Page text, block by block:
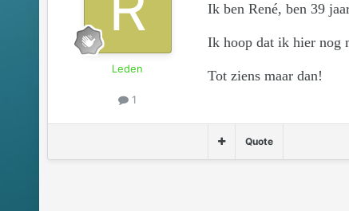
Leden
1
Ik ben René, ben 39
Ik hoop dat ik hier nog
Tot ziens maar dan!
Quote